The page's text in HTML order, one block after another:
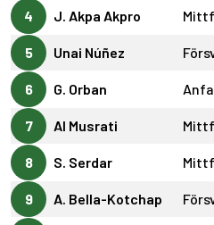
4 J. Akpa Akpro
5 Unai Núñez
6 G. Orban
7 Al Musrati
8 S. Serdar
9 A. Bella-Kotchap